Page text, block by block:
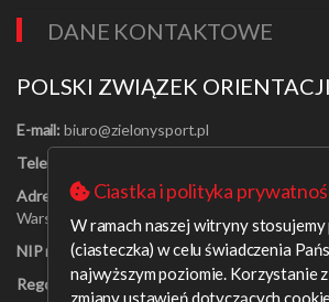
DANE KONTAKTOWE
POLSKI ZWIĄZEK
E-mail:
Telefon:
Adres:
Al. Jerozolimskie 30/21
Warszawa 00-024
NIP nr:
526-16-67-131
Regon nr:001408329
Ciastka i polityka
W ramach naszej witryny
(ciasteczka) w celu świadczenia
najwyższym poziomie. Korzystanie
zmiany ustawień dotyczących